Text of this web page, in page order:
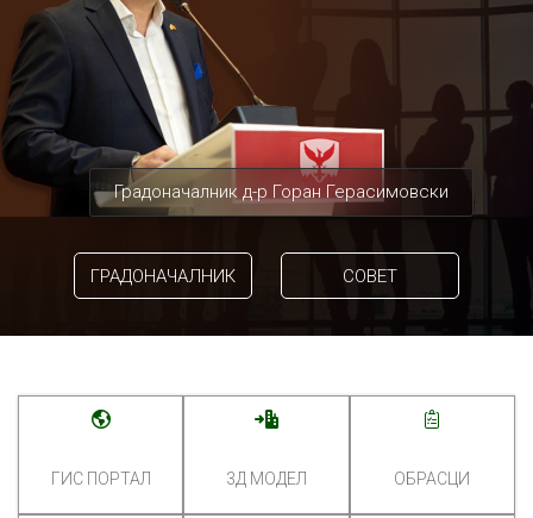
Градоначалник д-р Горан Герасимовски
ГРАДОНАЧАЛНИК СОВЕТ
ГИС ПОРТАЛ 3Д МОДЕЛ ОБРАСЦИ